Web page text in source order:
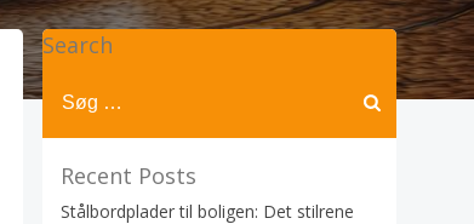
Search
Recent Posts
Stålbordplader til boligen: Det stilrene